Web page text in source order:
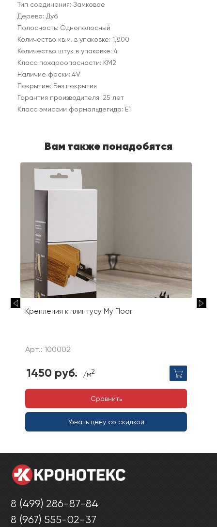
Тип соединения: Замковое
Дерево: Дуб
Полосность: Однополосный
Количество кв.м. в упаковке: 1,800
Количество штук в упаковке: 4
Класс пожароопасности: КМ2
Наличие фаски: 4V
Покрытие: Без покрытия
Гарантия производителя: 25 лет
Класс эмиссии формальдегида: E1
Вам также понадобятся
Крепления к плинтусу My Floor
Арт.: 100002
1450 руб. /м2
Сравнить
Узнать цену со скидкой
8 (499) 286-87-84
8 (967) 555-02-37